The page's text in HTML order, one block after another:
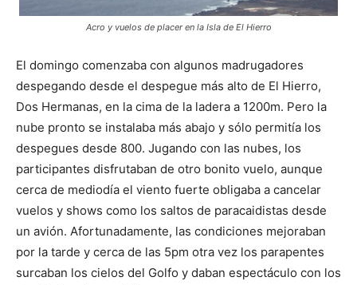
Acro y vuelos de placer en la Isla de El Hierro
El domingo comenzaba con algunos madrugadores
despegando desde el despegue más alto de El Hierro,
Dos Hermanas, en la cima de la ladera a 1200m. Pero la
nube pronto se instalaba más abajo y sólo permitía los
despegues desde 800. Jugando con las nubes, los
participantes disfrutaban de otro bonito vuelo, aunque
cerca de mediodía el viento fuerte obligaba a cancelar
vuelos y shows como los saltos de paracaidistas desde
un avión. Afortunadamente, las condiciones mejoraban
por la tarde y cerca de las 5pm otra vez los parapentes
surcaban los cielos del Golfo y daban espectáculo con los